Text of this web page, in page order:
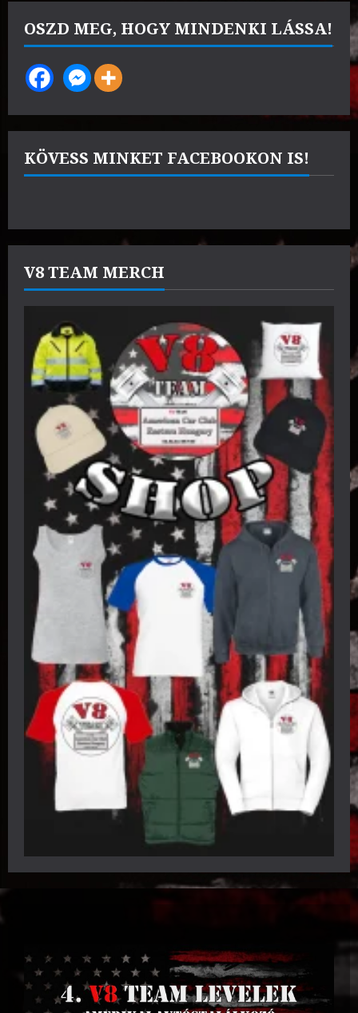
OSZD MEG, HOGY MINDENKI LÁSSA!
KÖVESS MINKET FACEBOOKON IS!
V8 TEAM MERCH